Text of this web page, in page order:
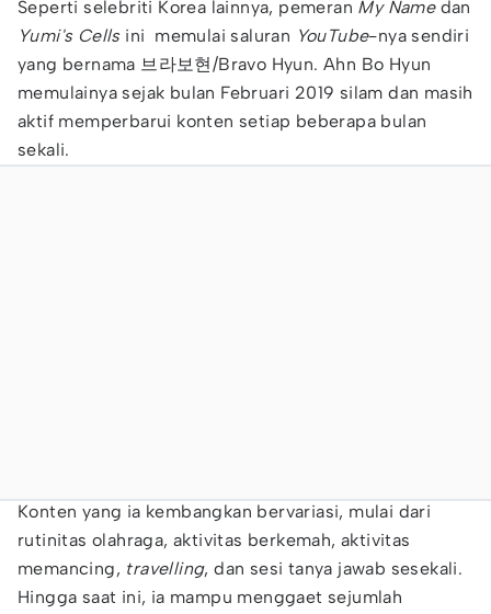
Seperti selebriti Korea lainnya, pemeran My Namedan
Yumi's Cellsini memulai saluran YouTube-nya sendiri
yang bernama 브라보현/Bravo Hyun. Ahn Bo Hyun
memulainya sejak bulan Februari 2019 silam dan masih
aktif memperbarui konten setiap beberapa bulan
sekali.
Konten yang ia kembangkan bervariasi, mulai dari
rutinitas olahraga, aktivitas berkemah, aktivitas
memancing, travelling, dan sesi tanya jawab sesekali.
Hingga saat ini, ia mampu menggaet sejumlah